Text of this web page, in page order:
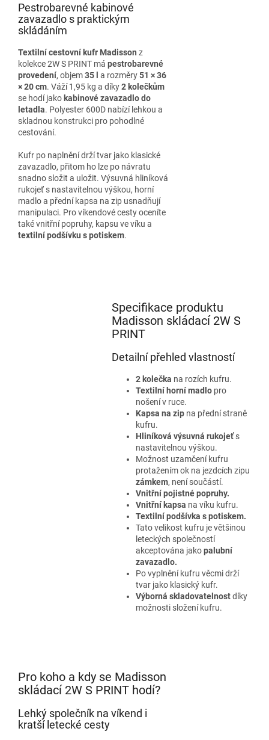
Pestrobarevné kabinové
zavazadlo s praktickým
skládáním
Textilní cestovní kufr Madisson z
kolekce 2W S PRINT má pestrobarevné
provedení, objem35 l a rozměry51 × 36
× 20 cm. Váží 1,95 kg a díky2 kolečkům
se hodí jako kabinové zavazadlo do
letadla. Polyester 600D nabízí lehkou a
skladnou konstrukci pro pohodlné
cestování.
Kufr po naplnění drží tvar jako klasické
zavazadlo, přitom ho lze po návratu
snadno složit a uložit. Výsuvná hliníková
rukojeť s nastavitelnou výškou, horní
madlo a přední kapsa na zip usnadňují
manipulaci. Pro víkendové cesty oceníte
také vnitřní popruhy, kapsu ve víku a
textilní podšívku s potiskem.
Specifikace produktu
Madisson skládací 2W S
PRINT
Detailní přehled vlastností
2 kolečka na rozích kufru.
Textilní horní madlopro
nošení v ruce.
Kapsa na zipna přední straně
kufru.
Hliníková výsuvná rukojeťs
nastavitelnou výškou.
Možnost uzamčení kufru
protažením ok na jezdcích zipu
zámkem, není součástí.
Vnitřní pojistné popruhy.
Vnitřní kapsa na víku kufru.
Textilní podšívka s potiskem.
Tato velikost kufru je většinou
leteckých společností
akceptována jakopalubní
zavazadlo.
Po vyplnění kufru věcmi drží
tvar jako klasický kufr.
Výborná skladovatelnostdíky
možnosti složení kufru.
Pro koho a kdy se Madisson
skládací 2W S PRINT hodí?
Lehký společník na víkend i
kratší letecké cesty